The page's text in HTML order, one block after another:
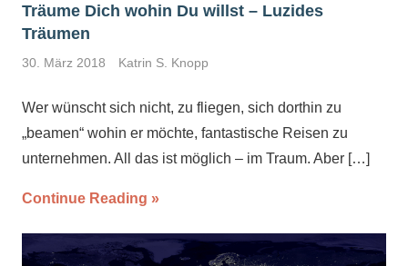
Träume Dich wohin Du willst – Luzides
Träumen
30. März 2018 Katrin S. Knopp
Wer wünscht sich nicht, zu fliegen, sich dorthin zu
„beamen“ wohin er möchte, fantastische Reisen zu
unternehmen. All das ist möglich – im Traum. Aber […]
Continue Reading